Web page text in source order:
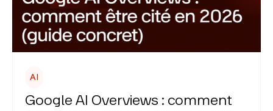
AI
Google AI Overviews : comment